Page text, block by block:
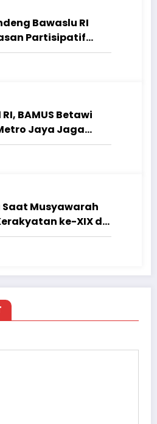
Bawaslu RI
Partisipatif
BAMUS Betawi
Jaya Jaga
dan Kondusif
Musyawarah
ke-XIX di
Alami